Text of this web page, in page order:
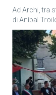
Ad Archi, tra
di Anìbal